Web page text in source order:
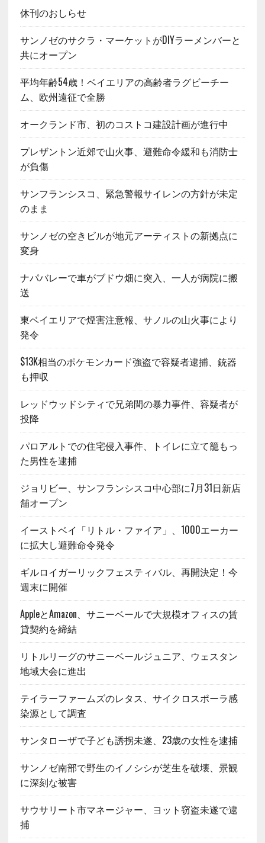
休刊のおしらせ
サンノゼのサクラ・マーケットがDIYラーメンバーと
共にオープン
平均年齢54歳！ベイエリアの高齢者ラグビーチー
ム、欧州遠征で全勝
オークランド市、初のコストコ建設計画が進行中
プレザントン近郊で山火事、避難命令緩和も消防士
が負傷
サンフランシスコ、緊急警報サイレンの方針が未定
のまま
サンノゼの空きビルが地元アーティストの新拠点に
変身
ナパバレーで車がブドウ畑に突入、一人が病院に搬
送
東ベイエリアで煙害注意報、サノルの山火事により
発令
$13K相当のポケモンカード強盗で容疑者逮捕、銃器
も押収
レッドウッドシティで兄弟間の暴力事件、容疑者が
投降
パロアルトでの住宅侵入事件、トイレに立て籠もっ
た男性を逮捕
ジョリビー、サンフランシスコ中心部に7月31日新店
舗オープン
イーストベイ「リトル・ファイア」、1000エーカー
に拡大し避難命令発令
ギルロイガーリックフェスティバル、再開決定！今
週末に開催
AppleとAmazon、サニーベールで大規模オフィスの賃
貸契約を締結
リトルリーグのサニーベールジュニア、ウェスタン
地域大会に進出
テイラーファームズのレタス、サイクロスポーラ感
染源として調査
サンタローザで子ども誘拐未遂、23歳の女性を逮捕
サンノゼ南部で野生のイノシシが芝生を破壊、景観
に深刻な被害
サウサリート市マネージャー、ヨット窃盗未遂で逮
捕